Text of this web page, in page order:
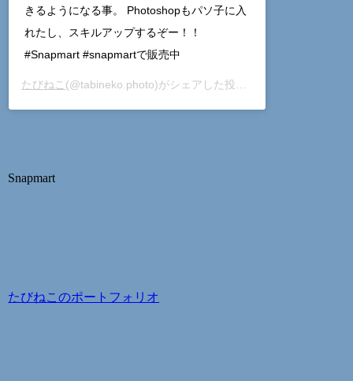
きるようになる事。 Photoshopもパソ子に入
れたし、スキルアップするぞー！！
#Snapmart #snapmartで販売中
たびねこ (@tabineko.photo)がシェアした投稿 –
Snapmart
たびねこのポートフォリオ